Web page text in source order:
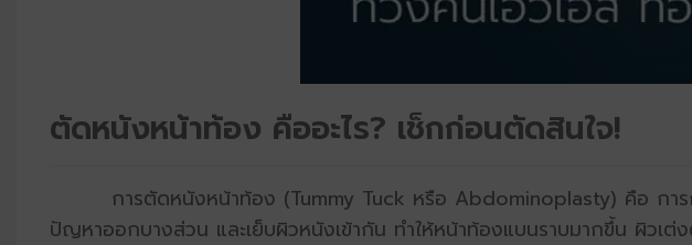
ตัดหนังหน้าท้อง คืออะไร? เช็กก่อนตัดสินใจ!
การตัดหนังหน้าท้อง (Tummy Tuck หรือ Abdominoplasty) คือ การ
ปัญหาออกบางส่วน และเย็บผิวหนังเข้ากัน ทำให้หน้าท้องแบนราบมากขึ้น ผิว